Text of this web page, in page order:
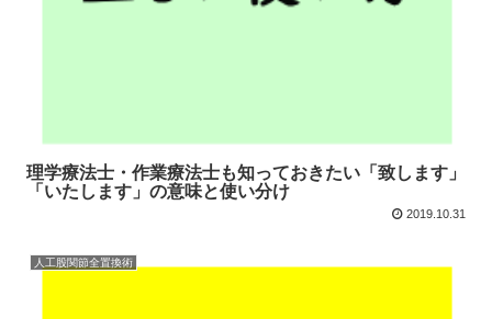
理学療法士・作業療法士も知っておきたい「致します」
「いたします」の意味と使い分け
2019.10.31
人工股関節全置換術